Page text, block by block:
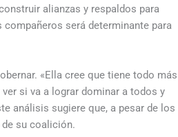
alianzas y respaldos para
compañeros será determinante para
«Ella cree que tiene todo más
si va a lograr dominar a todos y
análisis sugiere que, a pesar de los
su coalición.